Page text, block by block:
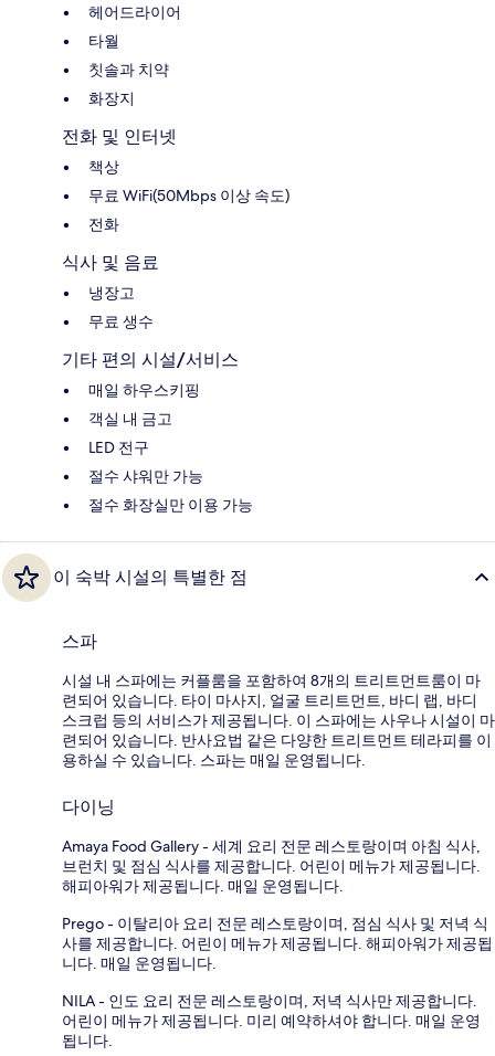
헤어드라이어
타월
칫솔과 치약
화장지
전화 및 인터넷
책상
무료 WiFi(50Mbps 이상 속도)
전화
식사 및 음료
냉장고
무료 생수
기타 편의 시설/서비스
매일 하우스키핑
객실 내 금고
LED 전구
절수 샤워만 가능
절수 화장실만 이용 가능
이 숙박 시설의 특별한 점
스파
시설 내 스파에는 커플룸을 포함하여 8개의 트리트먼트룸이 마
련되어 있습니다. 타이 마사지, 얼굴 트리트먼트, 바디 랩, 바디
스크럽 등의 서비스가 제공됩니다. 이 스파에는 사우나 시설이 마
련되어 있습니다. 반사요법 같은 다양한 트리트먼트 테라피를 이
용하실 수 있습니다. 스파는 매일 운영됩니다.
다이닝
Amaya Food Gallery - 세계 요리 전문 레스토랑이며 아침 식사,
브런치 및 점심 식사를 제공합니다. 어린이 메뉴가 제공됩니다.
해피아워가 제공됩니다. 매일 운영됩니다.
Prego - 이탈리아 요리 전문 레스토랑이며, 점심 식사 및 저녁 식
사를 제공합니다. 어린이 메뉴가 제공됩니다. 해피아워가 제공됩
니다. 매일 운영됩니다.
NILA - 인도 요리 전문 레스토랑이며, 저녁 식사만 제공합니다.
어린이 메뉴가 제공됩니다. 미리 예약하셔야 합니다. 매일 운영
됩니다.